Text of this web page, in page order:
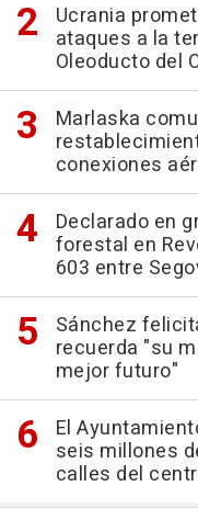
Ucrania
ataques a la
Oleoducto del
Marlaska
conexiones
Declarado en
forestal en
603 entre
Sánchez
recuerda "su
mejor futuro"
El
seis millones
calles del